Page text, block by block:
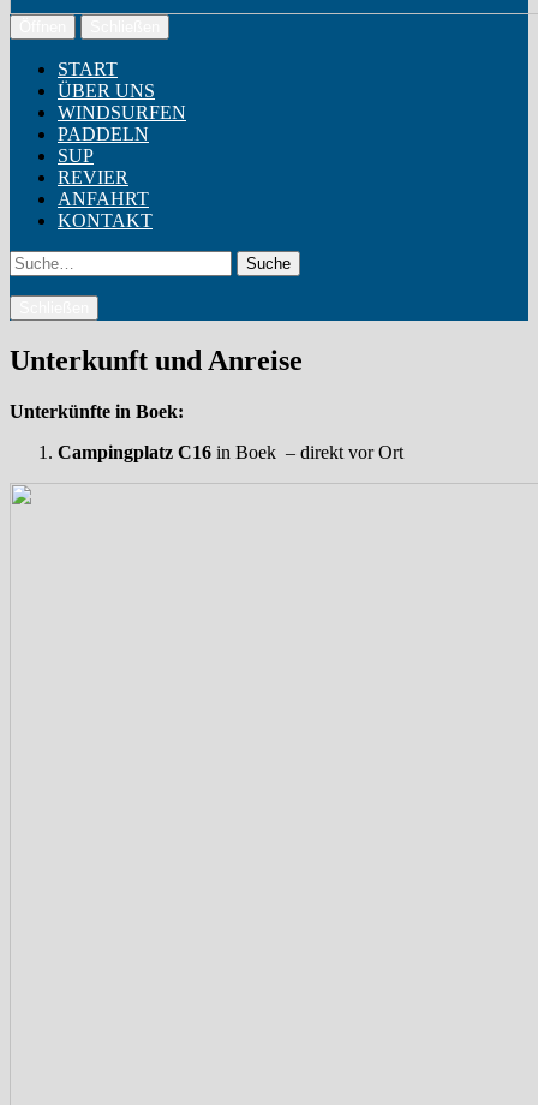
START
ÜBER UNS
WINDSURFEN
PADDELN
SUP
REVIER
ANFAHRT
KONTAKT
Suche
Unterkunft und Anreise
Unterkünfte in Boek:
Campingplatz C16 in Boek – direkt vor Ort